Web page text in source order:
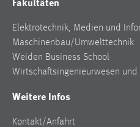
Elektrotechnik, Medien und
Maschinenbau/Umwelttechnik
Weiden Business School
Wirtschaftsingenieurwesen und
Weitere Infos
Kontakt/Anfahrt
Zweck:
Conversion-Tracking
Cookie Laufzeit: